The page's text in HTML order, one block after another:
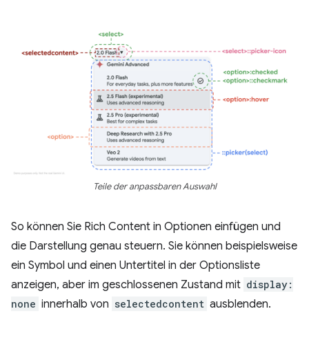
Teile der anpassbaren Auswahl
So können Sie Rich Content in Optionen einfügen und
die Darstellung genau steuern. Sie können beispielsweise
ein Symbol und einen Untertitel in der Optionsliste
anzeigen, aber im geschlossenen Zustand mit display:
none innerhalb von selectedcontent ausblenden.